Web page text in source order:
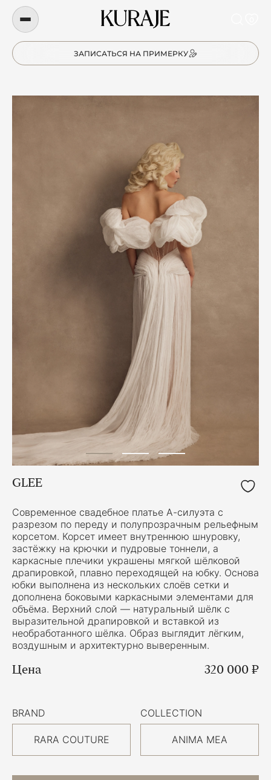
ЗАПИСАТЬСЯ НА ПРИМЕРКУ
GLEE
Современное свадебное платье А-силуэта с
разрезом по переду и полупрозрачным рельефным
корсетом. Корсет имеет внутреннюю шнуровку,
застёжку на крючки и пудровые тоннели, а
каркасные плечики украшены мягкой шёлковой
драпировкой, плавно переходящей на юбку. Основа
юбки выполнена из нескольких слоёв сетки и
дополнена боковыми каркасными элементами для
объёма. Верхний слой — натуральный шёлк с
выразительной драпировкой и вставкой из
необработанного шёлка. Образ выглядит лёгким,
воздушным и архитектурно выверенным.
Цена 320 000 ₽
BRAND
RARA COUTURE
COLLECTION
ANIMA MEA